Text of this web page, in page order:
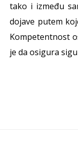
tako i između
dojave putem
Kompetentnost
je da osigura